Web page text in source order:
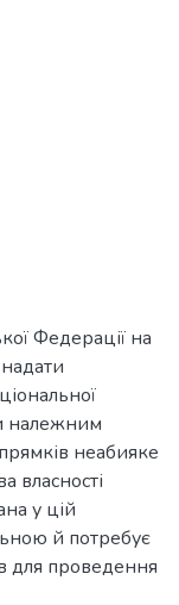
Федерації на
належним
неабияке
власності
у цій
й потребує
для проведення